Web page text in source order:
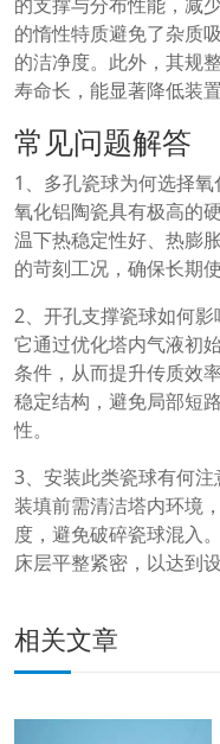
的惰性特质避免了杂质
的洁净度。此外，其规
寿命长，能显著降低装
常见问题解答
1、多孔瓷球为何选择氧
氧化铝陶瓷具有极高的
温下热稳定性好、热膨
的苛刻工况，确保长期
2、开孔支撑瓷球如何影
它通过优化塔内气液初
条件，从而提升传质效
稳定结构，避免局部短
性。
3、安装此类瓷球有何注
装填前需清洁塔内环境
度，避免破碎瓷球混入
床层平整紧密，以达到
相关文章